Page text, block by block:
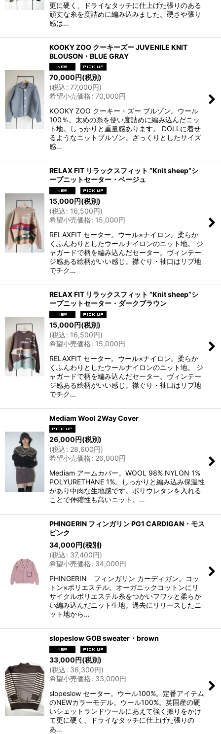
更に硬く、ドライなタッチに仕上げた張りのある
頑丈な糸を度詰めに編み込みました。硬さや張り
感は…
KOOKY ZOO クーキーズー JUVENILE KNIT
BLOUSON・BLUE GRAY
70,000円(税別)
(税込: 77,000円)
希望小売価格: 70,000円
KOOKY ZOO クーキー・ズー ブルゾン。ウール
100％。太めの糸を使い度詰めに編み込んだニッ
ト地。しっかりと重量感あります。 DOLLに着せ
るようなニットブルゾン。ざっくりとしたサイズ
感…
RELAX FIT リラックスフィット ”Knit sheep”シ
ープニットセーター・ベージュ
15,000円(税別)
(税込: 16,500円)
希望小売価格: 15,000円
RELAXFIT セーター。ウール×ナイロン。柔らか
くふんわりとしたウールナイロンのニット地。 ジ
ャガードで柄を編み込んだセーター。ヴィンテー
ジ感ある絵柄がいい感じ。襟ぐり・袖口はリブ地
でチク…
RELAX FIT リラックスフィット ”Knit sheep”シ
ープニットセーター・ダークブラウン
15,000円(税別)
(税込: 16,500円)
希望小売価格: 15,000円
RELAXFIT セーター。ウール×ナイロン。柔らか
くふんわりとしたウールナイロンのニット地。 ジ
ャガードで柄を編み込んだセーター。ヴィンテー
ジ感ある絵柄がいい感じ。襟ぐり・袖口はリブ地
でチク…
Mediam Wool 2Way Cover
26,000円(税別)
(税込: 28,600円)
希望小売価格: 26,000円
Mediam アームカバー。WOOL 98% NYLON 1%
POLYURETHANE 1%。しっかりと編み込み保温性
があり中肉な生地感です。ポリウレタンを入れる
ことで伸縮性も高いニット。…
PHINGERIN フィンガリン PG1 CARDIGAN・モス
ピンク
34,000円(税別)
(税込: 37,400円)
希望小売価格: 34,000円
PHINGERIN フィンガリン カーディガン。コッ
トン×ポリエステル。オーガニックコットンにリ
サイクルポリエステル糸をつかいフワッと柔らか
い編み込んだニット生地。過去にリリースしたニ
ット地から…
slopeslow GOB sweater・brown
33,000円(税別)
(税込: 36,300円)
希望小売価格: 33,000円
slopeslow セーター。ウール100%。定番アイテム
のNEWカラーモデル。ウール100%。英国産の硬
いシェットランドウールにあえて強く撚りをかけ
て更に硬く、ドライなタッチに仕上げた張りの
あ…